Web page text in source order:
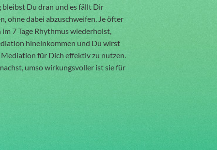
bleibst Du dran und es fällt Dir
ohne dabei abzuschweifen. Je öfter
7 Tage Rhythmus wiederholst,
hineinkommen und Du wirst
für Dich effektiv zu nutzen.
umso wirkungsvoller ist sie für